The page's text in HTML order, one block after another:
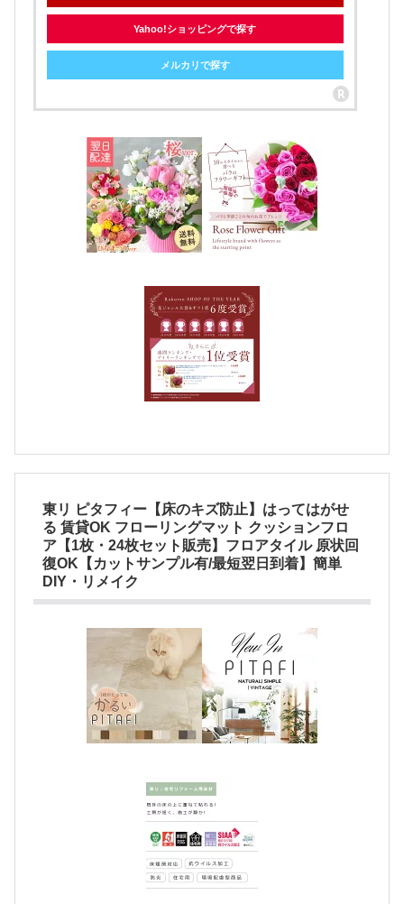
Yahoo!ショッピングで探す
メルカリで探す
東リ ピタフィー【床のキズ防止】はってはがせ
る 賃貸OK フローリングマット クッションフロ
ア【1枚・24枚セット販売】フロアタイル 原状回
復OK【カットサンプル有/最短翌日到着】簡単
DIY・リメイク